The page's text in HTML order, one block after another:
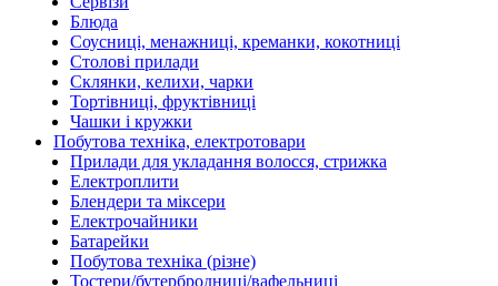
Блюда
Соусниці, менажниці, креманки, кокотниці
Столові прилади
Склянки, келихи, чарки
Тортівниці, фруктівниці
Чашки і кружки
Побутова техніка, електротовари
Прилади для укладання волосся, стрижка
Електроплити
Блендери та міксери
Електрочайники
Батарейки
Побутова техніка (різне)
Тостери/бутербродниці/вафельниці